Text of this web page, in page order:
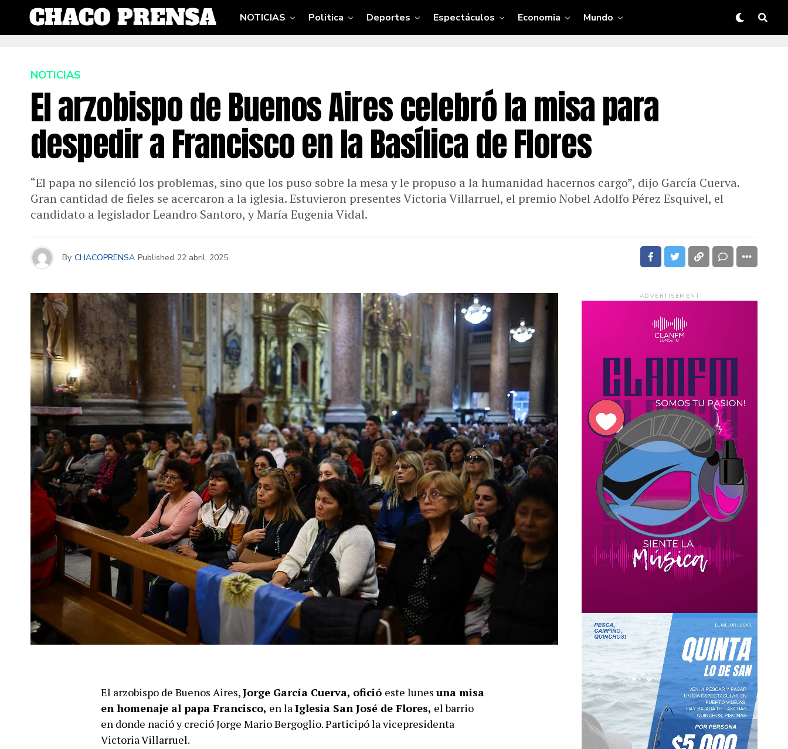
NOTICIAS Politica Deportes Espectáculos Economia Mundo
NOTICIAS
El arzobispo de Buenos Aires celebró la misa para
despedir a Francisco en la Basílica de Flores
“El papa no silenció los problemas, sino que los puso sobre la mesa y le propuso a la humanidad hacernos cargo”, dijo García Cuerva.
Gran cantidad de fieles se acercaron a la iglesia. Estuvieron presentes Victoria Villarruel, el premio Nobel Adolfo Pérez Esquivel, el
candidato a legislador Leandro Santoro, y María Eugenia Vidal.
By CHACOPRENSA Published 22 abril, 2025
El arzobispo de Buenos Aires,Jorge García Cuerva, ofició este lunes una misa
en homenaje al papa Francisco, en laIglesia San José de Flores, el barrio
en donde nació y creció Jorge Mario Bergoglio. Participó la vicepresidenta
Victoria Villarruel.
ADVERTISEMENT